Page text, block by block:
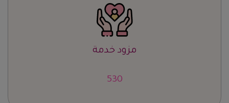
مزود خدمة
661